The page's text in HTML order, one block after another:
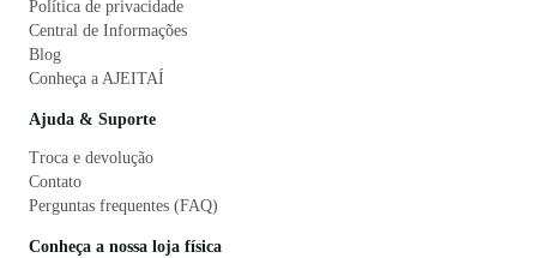
Política de privacidade
Central de Informações
Blog
Conheça a AJEITAÍ
Ajuda & Suporte
Troca e devolução
Contato
Perguntas frequentes (FAQ)
Conheça a nossa loja física